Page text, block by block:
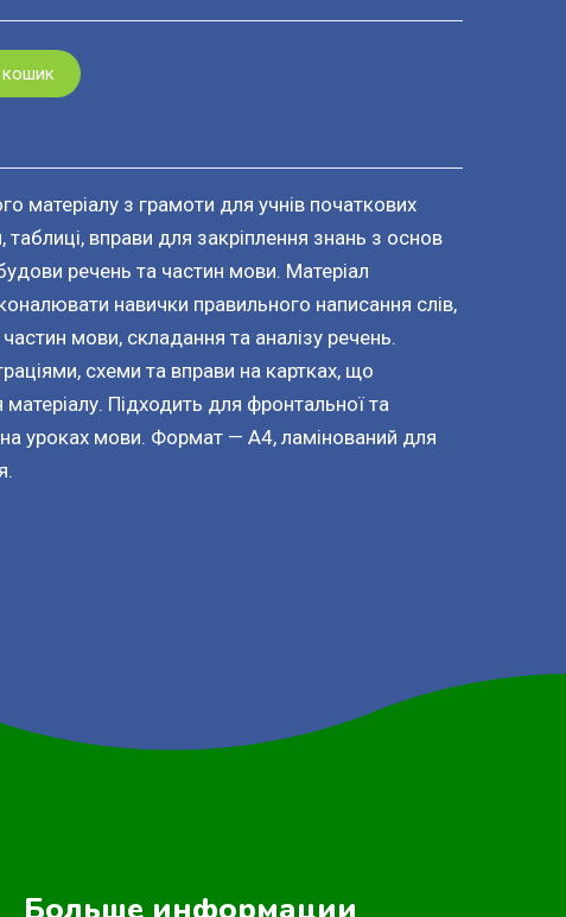
матеріалу з грамоти для учнів початкових
таблиці, вправи для закріплення знань з основ
речень та частин мови. Матеріал
навички правильного написання слів,
мови, складання та аналізу речень.
схеми та вправи на картках, що
Підходить для фронтальної та
на уроках мови. Формат — А4, ламінований для